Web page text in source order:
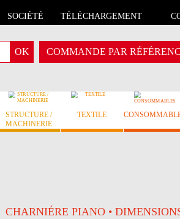
SOCIÉTÉ TÉLÉCHARGEMENT
COMMANDE PAR
STRUCTURE /
MACHINERIE
TEXTILE
CHARNIÉRE PIANO •